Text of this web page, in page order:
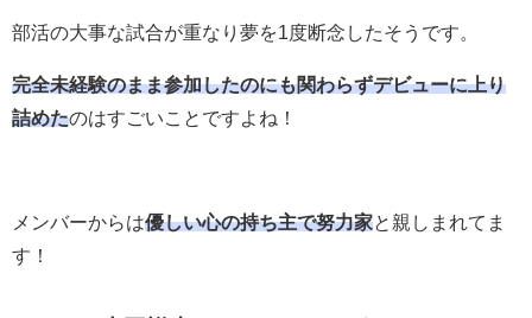
部活の大事な試合が重なり夢を1度断念したそうです。
完全未経験のまま参加したのにも関わらずデビューに上り
詰めたのはすごいことですよね！
メンバーからは優しい心の持ち主で努力家と親しまれてま
す！